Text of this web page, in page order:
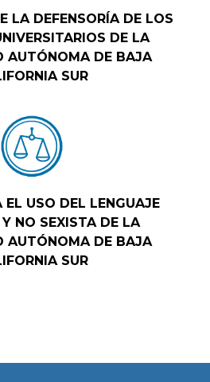
LA DEFENSORÍA DE LOS
DE LA
AUTÓNOMA DE BAJA
SUR
EL USO DEL LENGUAJE
Y NO SEXISTA DE LA
AUTÓNOMA DE BAJA
SUR